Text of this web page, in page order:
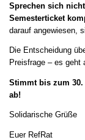
Sprechen sich
Semesterticket
darauf angewiesen,
Die Entscheidung
Preisfrage – es geht
Stimmt bis zum
ab!
Solidarische Grüße
Euer RefRat